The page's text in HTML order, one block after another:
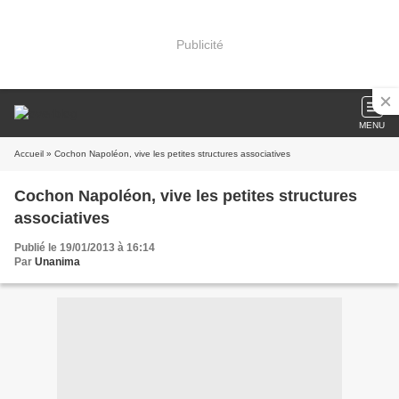
Publicité
MENU
Accueil » Cochon Napoléon, vive les petites structures associatives
Cochon Napoléon, vive les petites structures
associatives
Publié le 19/01/2013 à 16:14
Par Unanima